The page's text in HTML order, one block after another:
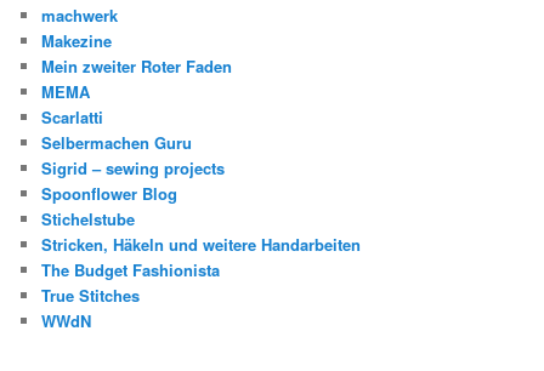
machwerk
Makezine
Mein zweiter Roter Faden
MEMA
Scarlatti
Selbermachen Guru
Sigrid – sewing projects
Spoonflower Blog
Stichelstube
Stricken, Häkeln und weitere Handarbeiten
The Budget Fashionista
True Stitches
WWdN